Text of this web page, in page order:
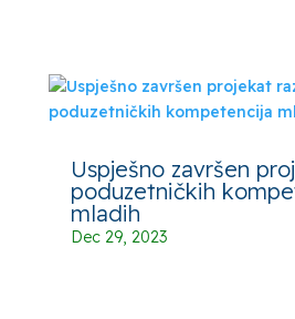
Uspješno završen
poduzetničkih
mladih
Dec 29, 2023